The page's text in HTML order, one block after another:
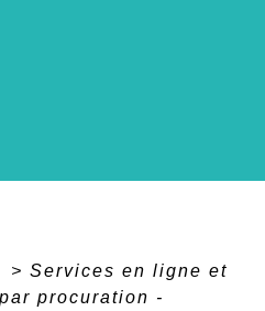
> Services en ligne et
procuration -